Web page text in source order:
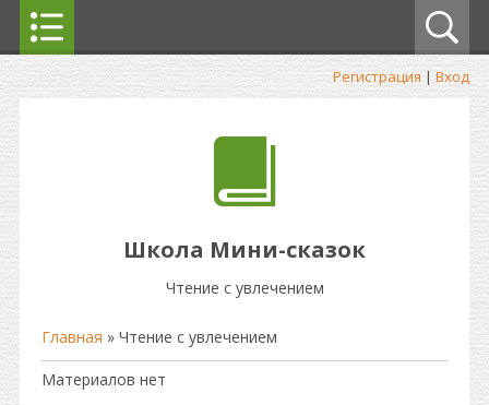
Регистрация | Вход
Школа Мини-сказок
Чтение с увлечением
Главная » Чтение с увлечением
Материалов нет